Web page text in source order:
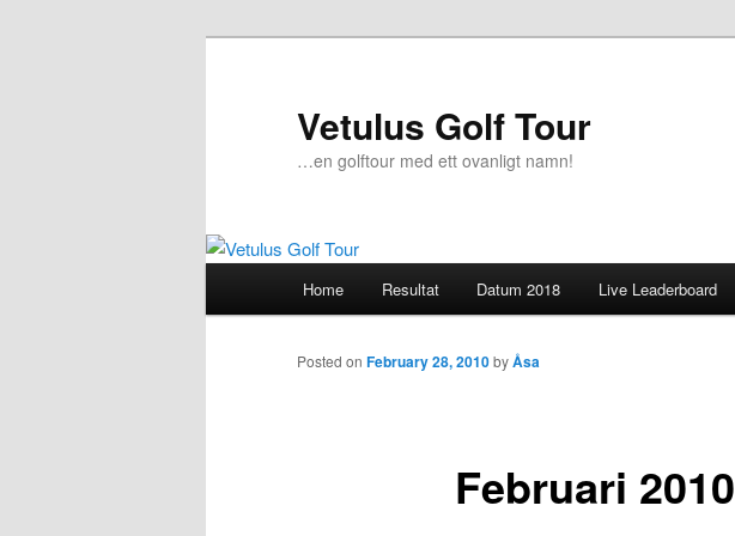
Vetulus Golf Tour
…en golftour med ett ovanligt namn!
Skip
to
Home Resultat Datum 2018 Live Leaderboard
Februari 2010
Posted on February 28, 2010byÅsa